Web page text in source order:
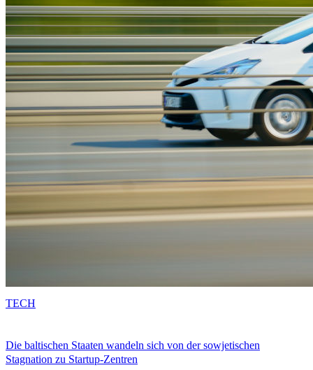
Die baltischen Staaten wandeln sich von der sowjetischen
Stagnation zu Startup-Zentren
TECH